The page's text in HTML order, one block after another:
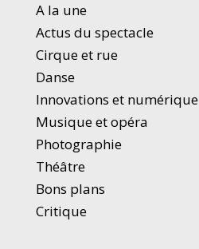
A la une
Actus du spectacle
Cirque et rue
Danse
Innovations et numérique
Musique et opéra
Photographie
Théâtre
Bons plans
Critique